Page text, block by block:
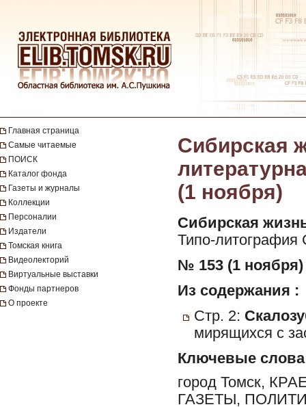
Главная страница
Самые читаемые
ПОИСК
Каталог фонда
Газеты и журналы
Коллекции
Персоналии
Издатели
Томская книга
Видеолекторий
Виртуальные выставки
Фонды партнеров
О проекте
Сибирская
(1 ноября)
Сибирская
Типо-литография
№ 153 (1 ноября)
Из содержания :
Стр. 2:
мирящихся с
Ключевые слова
город Томск,
ГАЗЕТЫ,